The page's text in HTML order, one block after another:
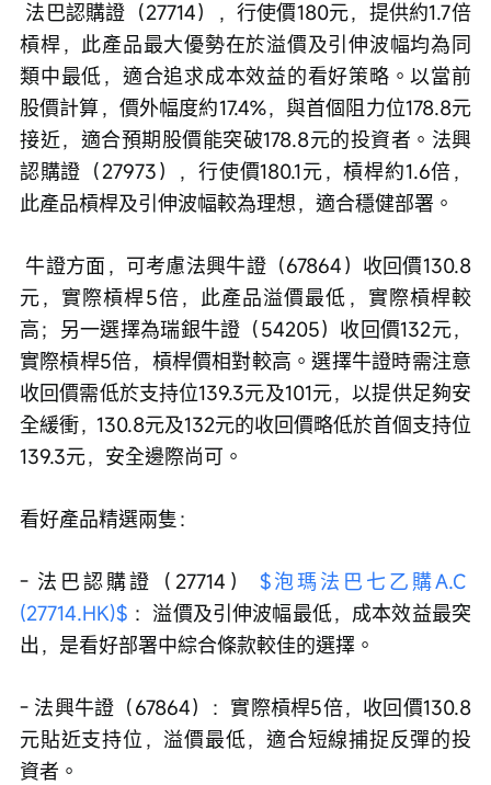
槓桿，此產品最大優勢在於溢價及引伸波幅均為同
類中最低，適合追求成本效益的看好策略。以當前
股價計算，價外幅度約17.4%，與首個阻力位178.8元
接近，適合預期股價能突破178.8元的投資者。法興
認購證（27973），行使價180.1元，槓桿約1.6倍，
此產品槓桿及引伸波幅較為理想，適合穩健部署。
元，實際槓桿5倍，此產品溢價最低，實際槓桿較
高；另一選擇為瑞銀牛證（54205）收回價132元，
實際槓桿5倍，槓桿價相對較高。選擇牛證時需注意
收回價需低於支持位139.3元及101元，以提供足夠安
全緩衝，130.8元及132元的收回價略低於首個支持位
139.3元，安全邊際尚可。
看好產品精選兩隻：
- 法巴認購證（27714） $泡瑪法巴七乙購A.C
(27714.HK)$ ：溢價及引伸波幅最低，成本效益最突
出，是看好部署中綜合條款較佳的選擇。
- 法興牛證（67864）：實際槓桿5倍，收回價130.8
元貼近支持位，溢價最低，適合短線捕捉反彈的投
資者。